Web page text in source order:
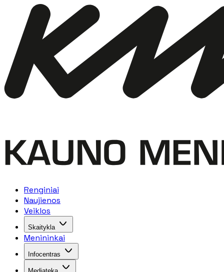
Renginiai
Naujienos
Veiklos
Skaitykla
Menininkai
Infocentras